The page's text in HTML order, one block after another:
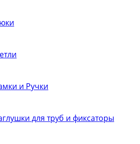
и Ручки
для труб и фиксаторы